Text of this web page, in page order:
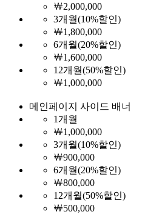
￦2,000,000
3개월(10%할인)
￦1,800,000
6개월(20%할인)
￦1,600,000
12개월(50%할인)
￦1,000,000
메인페이지 사이드 배너
1개월
￦1,000,000
3개월(10%할인)
￦900,000
6개월(20%할인)
￦800,000
12개월(50%할인)
￦500,000